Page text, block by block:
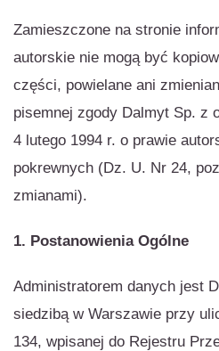
Zamieszczone na stronie
autorskie nie mogą być
części, powielane ani
pisemnej zgody Dalmyt Sp. z
4 lutego 1994 r. o prawie
pokrewnych (Dz. U. Nr 24,
zmianami).
1. Postanowienia Ogólne
Administratorem danych jest
siedzibą w Warszawie przy
134, wpisanej do Rejestru